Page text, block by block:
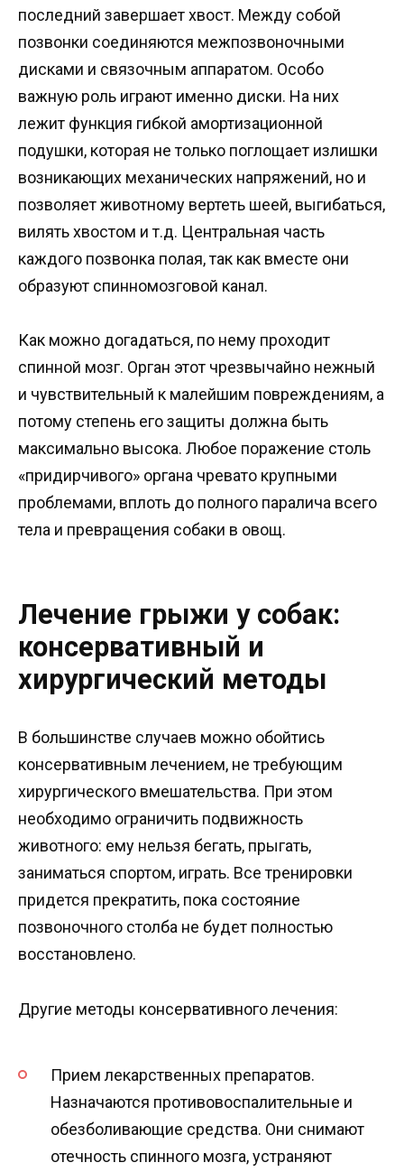
последний завершает хвост. Между собой
позвонки соединяются межпозвоночными
дисками и связочным аппаратом. Особо
важную роль играют именно диски. На них
лежит функция гибкой амортизационной
подушки, которая не только поглощает излишки
возникающих механических напряжений, но и
позволяет животному вертеть шеей, выгибаться,
вилять хвостом и т.д. Центральная часть
каждого позвонка полая, так как вместе они
образуют спинномозговой канал.
Как можно догадаться, по нему проходит
спинной мозг. Орган этот чрезвычайно нежный
и чувствительный к малейшим повреждениям, а
потому степень его защиты должна быть
максимально высока. Любое поражение столь
«придирчивого» органа чревато крупными
проблемами, вплоть до полного паралича всего
тела и превращения собаки в овощ.
Лечение грыжи у собак:
консервативный и
хирургический методы
В большинстве случаев можно обойтись
консервативным лечением, не требующим
хирургического вмешательства. При этом
необходимо ограничить подвижность
животного: ему нельзя бегать, прыгать,
заниматься спортом, играть. Все тренировки
придется прекратить, пока состояние
позвоночного столба не будет полностью
восстановлено.
Другие методы консервативного лечения:
Прием лекарственных препаратов.
Назначаются противовоспалительные и
обезболивающие средства. Они снимают
отечность спинного мозга, устраняют